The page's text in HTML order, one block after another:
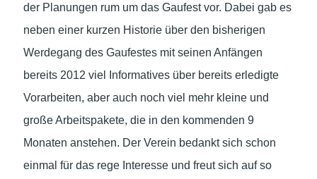
der Planungen rum um das Gaufest vor. Dabei gab es
neben einer kurzen Historie über den bisherigen
Werdegang des Gaufestes mit seinen Anfängen
bereits 2012 viel Informatives über bereits erledigte
Vorarbeiten, aber auch noch viel mehr kleine und
große Arbeitspakete, die in den kommenden 9
Monaten anstehen. Der Verein bedankt sich schon
einmal für das rege Interesse und freut sich auf so